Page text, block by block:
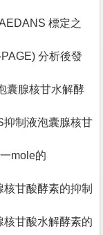
標定之
分析後發
囊腺核甘水解酵
制液泡囊腺核甘
mole的
甘酸酵素的抑制
甘酸水解酵素的